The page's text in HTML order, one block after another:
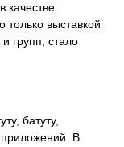
качестве
только выставкой
групп, стало
батуту,
В